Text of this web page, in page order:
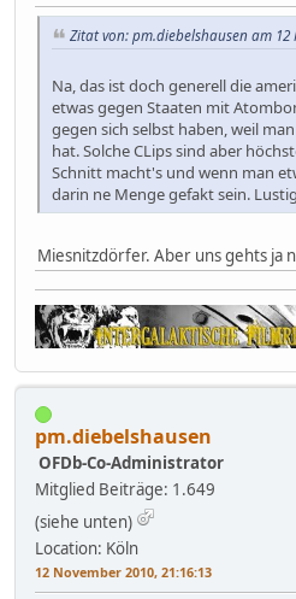
Zitat von: pm.diebelshausen am 12
Na, das ist doch generell die
etwas gegen Staaten mit
gegen sich selbst haben, weil
hat. Solche CLips sind aber
Schnitt macht's und wenn man
darin ne Menge gefakt sein.
Miesnitzdörfer. Aber uns gehts ja
pm.diebelshausen
OFDb-Co-Administrator
Mitglied Beiträge: 1.649
(siehe unten)
Location: Köln
12 November 2010, 21:16:13